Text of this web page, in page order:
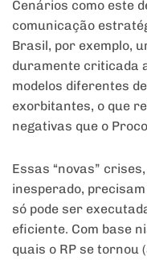
Cenários como este
comunicação
Brasil, por exemplo,
duramente criticada
modelos diferentes
exorbitantes, o que
negativas que o
Essas “novas”
inesperado,
só pode ser
eficiente. Com base
quais o RP se tornou